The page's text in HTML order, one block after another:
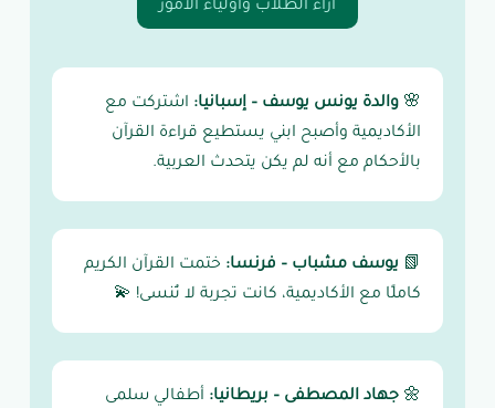
آراء الطلاب وأولياء الأمور
🌸 والدة يونس يوسف – إسبانيا: اشتركت مع
الأكاديمية وأصبح ابني يستطيع قراءة القرآن
بالأحكام مع أنه لم يكن يتحدث العربية.
📗 يوسف مشباب – فرنسا: ختمت القرآن الكريم
كاملًا مع الأكاديمية، كانت تجربة لا تُنسى! 💫
🌼 جهاد المصطفى – بريطانيا: أطفالي سلمى